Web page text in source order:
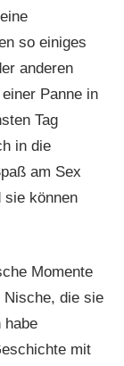
so einiges
anderen
Panne in
Tag
in die
am Sex
sie können
Momente
Nische, die sie
habe
mit